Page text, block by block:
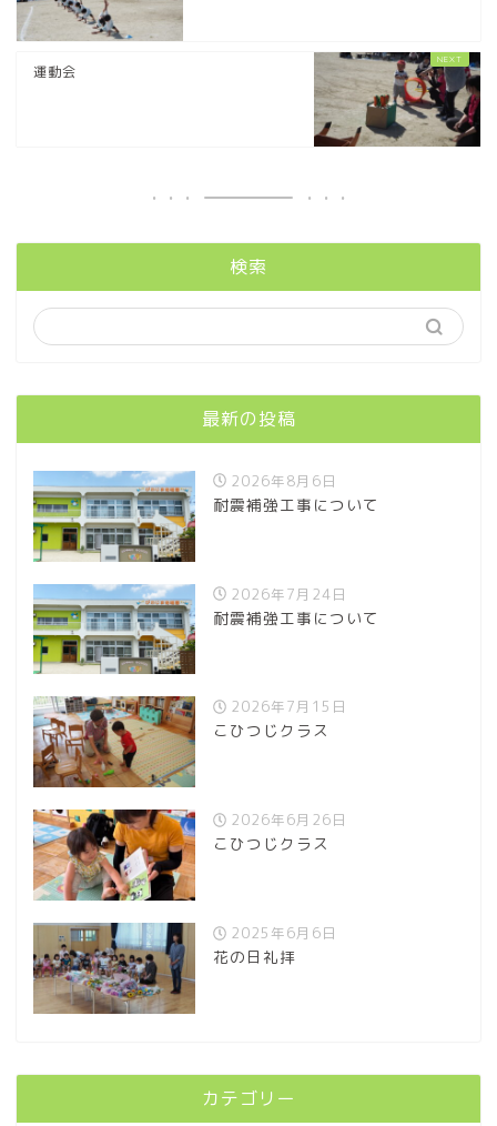
運動会
検索
最新の投稿
2026年8月6日
耐震補強工事について
2026年7月24日
耐震補強工事について
2026年7月15日
こひつじクラス
2026年6月26日
こひつじクラス
2025年6月6日
花の日礼拝
カテゴリー